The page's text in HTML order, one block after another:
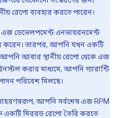
রেপো ব্যবহার করতে পারেন।
ডেভেলপমেন্ট এনভায়রনমেন্ট
করেন। তারপর, আপনি যখন একটি
আপনি আবার স্থানীয় রেপো থেকে এজ
করার মাধ্যমে, আপনি গ্যারান্টি
পরিবেশ মিলছে।
আপনি সর্বশেষ এজ RPM
একটি মিররড রেপো তৈরি করতে